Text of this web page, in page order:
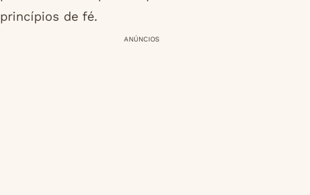
princípios de fé.
ANÚNCIOS